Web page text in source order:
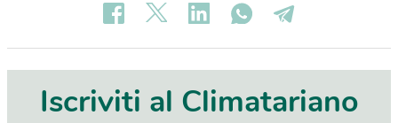
Iscriviti al Climatariano